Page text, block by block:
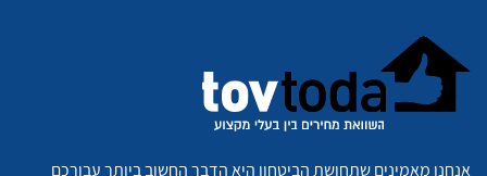
אנחנו מאמינים שתחושת הביטחון היא הדבר החשוב ביותר עבורכם